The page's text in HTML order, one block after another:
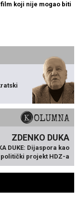
film koji nije mogao biti
KOLUMNA
ZDENKO DUKA
DUKE: Dijaspora kao
politički projekt HDZ-a